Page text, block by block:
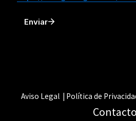
Aviso Legal | Política de
Contacto